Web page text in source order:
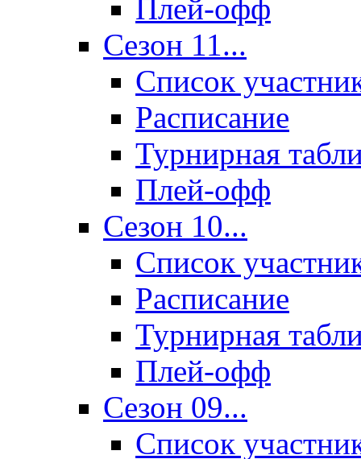
Плей-офф
Сезон 11...
Список
Расписание
Турнирная
Плей-офф
Сезон 10...
Список
Расписание
Турнирная
Плей-офф
Сезон 09...
Список